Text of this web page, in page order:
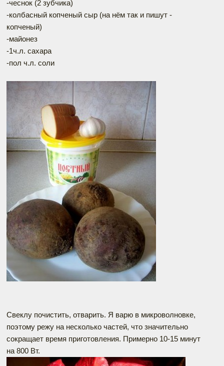
-чеснок (2 зубчика)
-колбасный копченый сыр (на нём так и пишут -
копченый)
-майонез
-1ч.л. сахара
-пол ч.л. соли
Свеклу почистить, отварить. Я варю в микроволновке,
поэтому режу на несколько частей, что значительно
сокращает время приготовления. Примерно 10-15 минут
на 800 Вт.